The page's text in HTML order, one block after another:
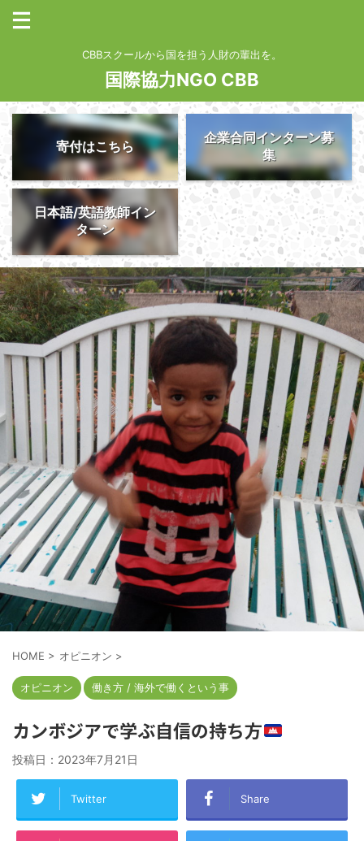
CBBスクールから国を担う人財の輩出を。
国際協力NGO CBB
寄付はこちら
企業合同インターン募
集
日本語/英語教師イン
ターン
HOME > オピニオン >
オピニオン 働き方 / 海外で働くという事
カンボジアで学ぶ自信の持ち方
投稿日： 2023年7月21日
Twitter Share